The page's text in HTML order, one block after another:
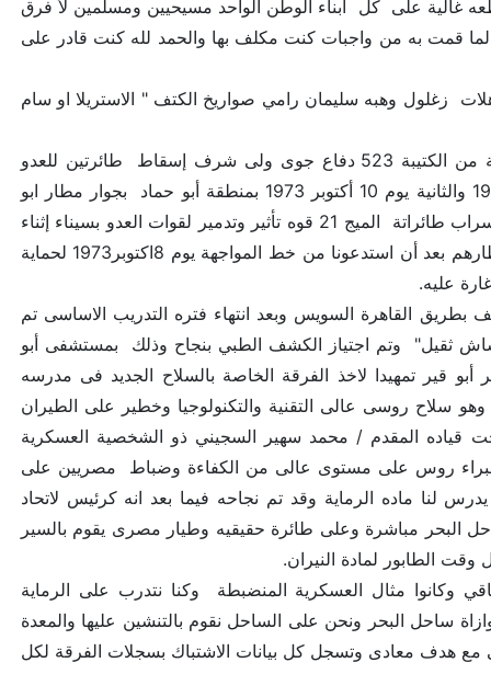
الرائع واسترجاع قطعه غالية على كل أبناء الوطن الواحد مسيحيين ومسلمين لأ فرق
قمت به من واجبات كنت مكلف بها والحمد لله كنت قادر على
زغلول وهبه سليمان رامي صواريخ الكتف " الاستريلا او سام
وكنت مكلف كحكمدار موقع رقم 3 من الفصيلة رقم 39 ومن السرية الثالثة من الكتيبة 523 دفاع جوى ولى شرف إسقاط طائرتين للعدو
الاسرائيلى من طراز سكاى هوك الأولى بمنطقة الجفرة بالسويس يوم 30 يونيه 1970 والثانية يوم 10 أكتوبر 1973 بمنطقة أبو حماد بجوار مطار ابو
حماد بقرية " ألأسديه" مركز ابوحماد في دائرة مطار أبو حماد الحربي الذي أثبتت أسراب طائراتة الميج 21 قوه تأثير وتدمير لقوات العدو بسيناء إثناء
العبور وأثناء تحرير الارض المغتصبة فاردوا تدمير مطار ابو حماد الحربي وكنا بانتظارهم بعد أن استدعونا من خط المواجهة يوم 8اكتوبر1973 لحماية
عليه.
أربعة ونصف بطريق القاهرة السويس وبعد انتهاء فتره التدريب الاساسى تم
ثقيل" وتم اجتياز الكشف الطبي بنجاح وذلك بمستشفى أبو
أبو قير تمهيدا لاخذ الفرقة الخاصة بالسلاح الجديد فى مدرسه
بالا سكندريه وهو سام 7 او صواريخ استريلا وهو سلاح روسى عالى التقنية والتكنولوجيا وخطير على الطيران
يناير 1970 حتى منتصف يونيه وتحت قياده المقدم / محمد سهير السجيني ذو الشخصية العسكرية
خبراء روس على مستوى عالى من الكفاءة وضباط مصريين على
ماده الرماية وقد تم نجاحه فيما بعد انه كرئيس لاتحاد
البحر مباشرة وعلى طائرة حقيقيه وطيار مصرى يقوم بالسير
وقت الطابور لمادة النيران.
وكانوا مثال العسكرية المنضبطة وكنا نتدرب على الرماية
تشيكيه الصنع وكانت تطير بموازاة ساحل البحر ونحن على الساحل نقوم بالتنشين عليها والمعدة
هدف معادى وتسجل كل بيانات الاشتباك بسجلات الفرقة لكل